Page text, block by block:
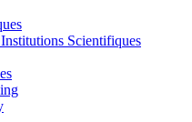
Scientifiques